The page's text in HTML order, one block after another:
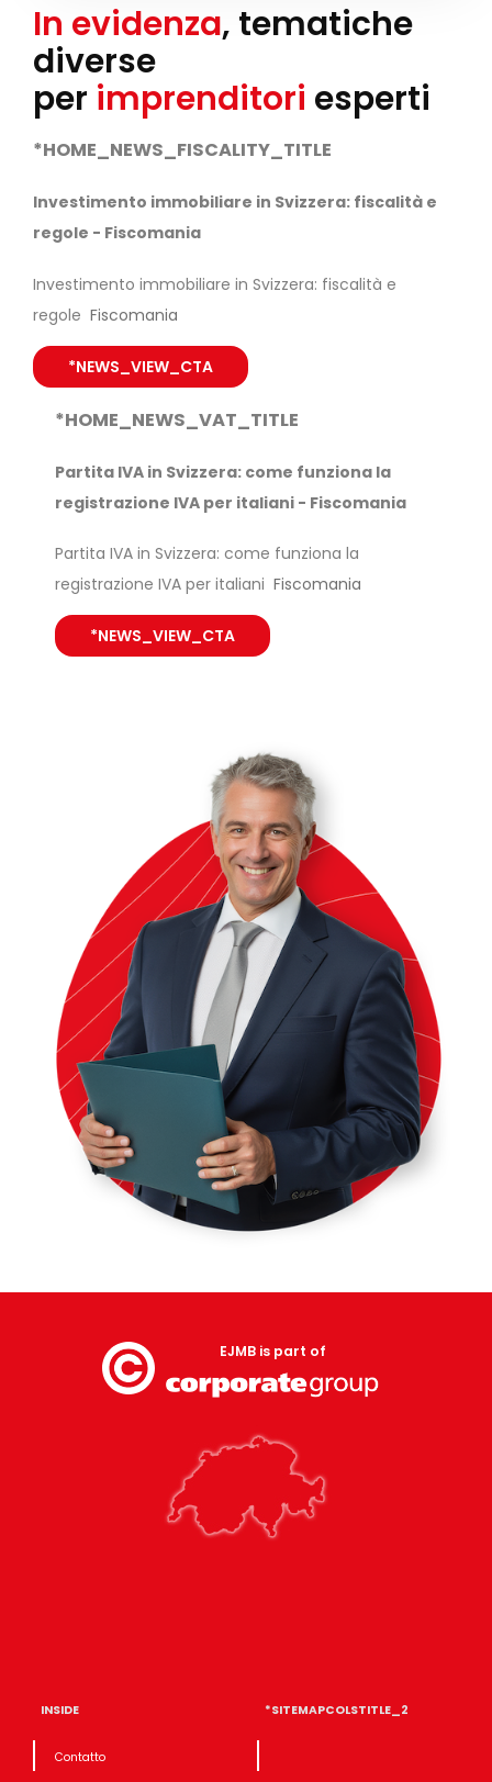
In evidenza, tematiche
diverse
per imprenditori esperti
*HOME_NEWS_FISCALITY_TITLE
Investimento immobiliare in Svizzera: fiscalità e
regole - Fiscomania
Investimento immobiliare in Svizzera: fiscalità e
regole Fiscomania
*NEWS_VIEW_CTA
*HOME_NEWS_VAT_TITLE
Partita IVA in Svizzera: come funziona la
registrazione IVA per italiani - Fiscomania
Partita IVA in Svizzera: come funziona la
registrazione IVA per italiani Fiscomania
*NEWS_VIEW_CTA
EJMB is part of
INSIDE
Contatto
*SITEMAPCOLSTITLE_2